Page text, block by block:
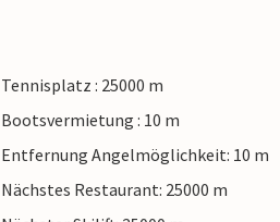
Tennisplatz : 25000 m
Bootsvermietung : 10 m
Entfernung Angelmöglichkeit: 10 m
Nächstes Restaurant: 25000 m